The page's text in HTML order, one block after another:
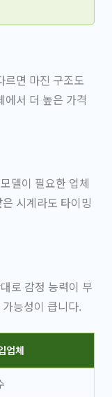
르면 마진 구조도
서 더 높은 가격
델이 필요한 업체
시계라도 타이밍
로 감정 능력이 부
능성이 큽니다.
업체